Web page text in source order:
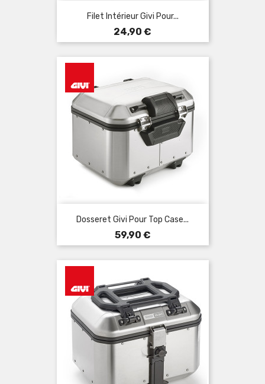
Filet Intérieur Givi Pour...
Prix
24,90 €
Dosseret Givi Pour Top Case...
Prix
59,90 €